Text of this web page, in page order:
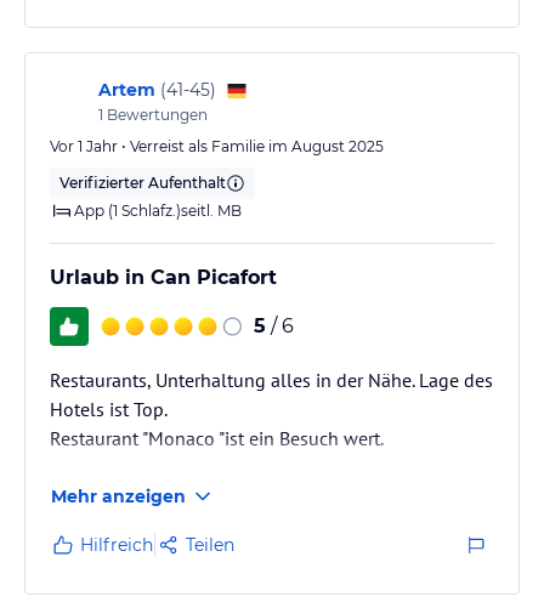
Artem (41-45)
1 Bewertungen
Vor 1 Jahr • Verreist als Familie im August 2025
Verifizierter Aufenthalt
App (1 Schlafz.)seitl. MB
Urlaub in Can Picafort
5 / 6
Restaurants, Unterhaltung alles in der Nähe. Lage des
Hotels ist Top.
Restaurant "Monaco "ist ein Besuch wert.
Mehr anzeigen
Hilfreich Teilen